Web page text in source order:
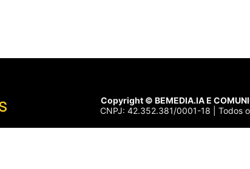
Copyright © BEMEDIA.IA E
CNPJ: 42.352.381/0001-18 | Todos